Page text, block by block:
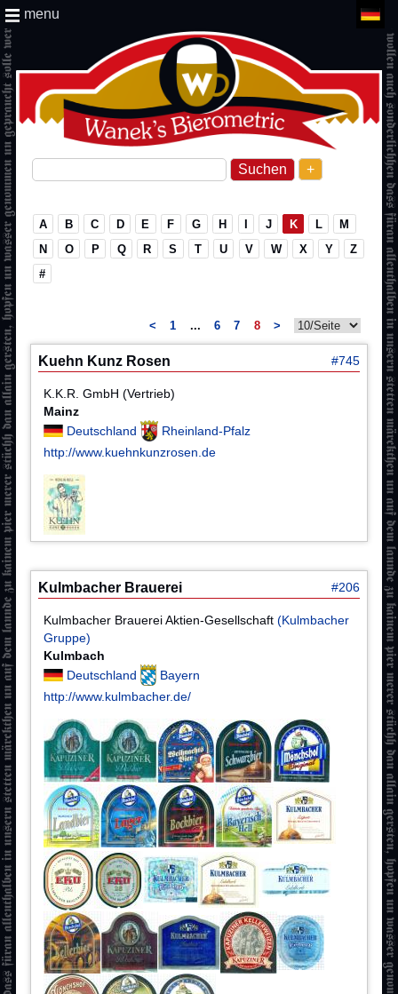
+
menu
A B C D E F G H I J K L
M
N
O P Q R S T U V W X Y
Z
#
< 1 ... 6 7 8 >
Kuehn Kunz Rosen #745
K.K.R. GmbH (Vertrieb)
Mainz
Deutschland
Rheinland-Pfalz
http://www.kuehnkunzrosen.de
Kulmbacher Brauerei #206
Kulmbacher Brauerei Aktien-Gesellschaft(Kulmbacher
Gruppe)
Kulmbach
Deutschland
Bayern
http://www.kulmbacher.de/